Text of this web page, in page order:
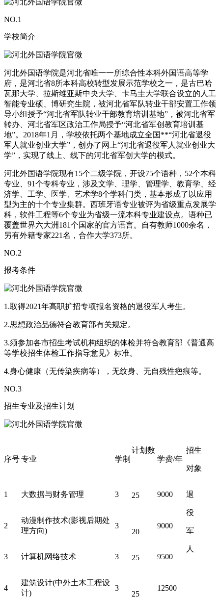
NO.1
学校简介
河北外国语学院是河北省唯一一所综合性本科外国语高等学
府，是河北省8所本科高校转型发展示范学校之一，是古巴哈
瓦那大学、拉斯维亚斯中央大学、卡马圭大学联合设立的人工
智能专业硕、博研究生院，被河北省军队转业干部安置工作领
导小组授予“河北省军队转业干部教育培训基地”，被河北省军
转办、河北省军区政治工作局授予“河北省军创教育培训基
地”。2018年1月，学校依托两个基地成立全国**“河北省退役
军人就业创业大学”，创办了网上“河北省退役军人就业创业大
学”，实现了线上、线下的河北省军创大学的模式。
河北外国语学院现有15个二级学院，开设75个语种，52个本科
专业、91个专科专业，涉及文学、理学、管理学、教育学、经
济学、工学、医学、艺术学8个学科门类，基本形成了以应用
型为主的十个专业集群。西班牙语专业被评为省级重点发展学
科，软件工程等6个专业为省级一流本科专业建设点。语种已
覆盖世界六大洲181个国家的官方语言。自有教师1000余名，
另有外籍专家221名，合作大学373所。
NO.2
报考条件
1.取得2021年高职扩招专项报名资格的退役军人考生。
2.思想政治品德符合教育部有关规定。
3.须参加各市招生考试机构组织的体检并符合教育部《普通高
等学校招生体检工作指导意见》标准。
4.身心健康（无传染疾病等），无纹身、无自残性疤痕等。
NO.3
招生专业及招生计划
序号专业 学制
计划数
学费/年
招生
对象
1 大数据与财务管理 3 25 9000 退
役
军
人
2
动漫制作技术(影视后期处
理方向)
3
20
9000
3 计算机网络技术 3 25 9500
4
建筑设计(中外土木工程设
计)
3
25
12500